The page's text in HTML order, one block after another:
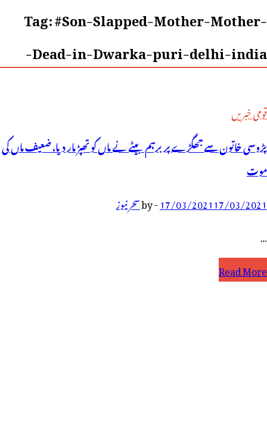
Tag:#Son-Slapped-Mother-Mother-
Dead-in-Dwarka-puri-delhi-india-
قومی خبریں
پڑوسی خاتون سے جھگڑے پر برہم بیٹے نے ماں کو تھپڑ مار دیا، ضعیف ماں کی
موت
17/03/202117/03/2021
-
byسحر نیوز
…
پڑوسی
Read More